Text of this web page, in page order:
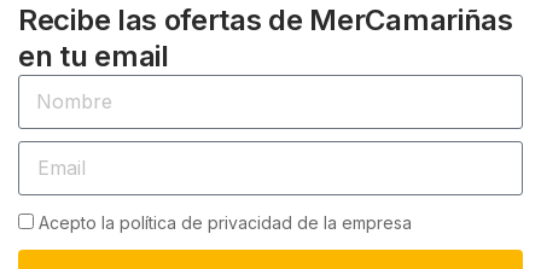
Recibe las ofertas de MerCamariñas
en tu email
Acepto la política de privacidad de la empresa